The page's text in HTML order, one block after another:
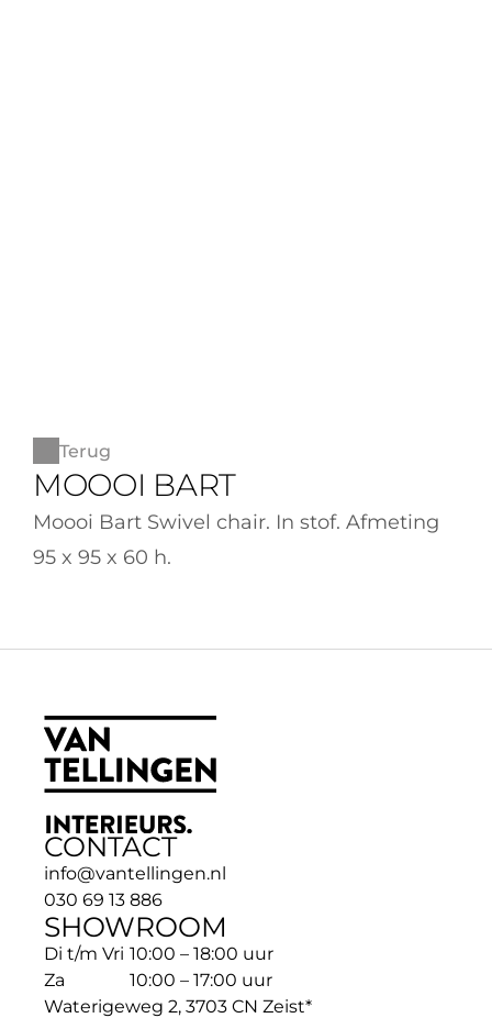
Terug
MOOOI BART
Moooi Bart Swivel chair. In stof. Afmeting
95 x 95 x 60 h.
CONTACT
info@vantellingen.nl
030 69 13 886
SHOWROOM
Di t/m Vri
Za
10:00 – 18:00 uur
10:00 – 17:00 uur
Waterigeweg 2, 3703 CN Zeist*